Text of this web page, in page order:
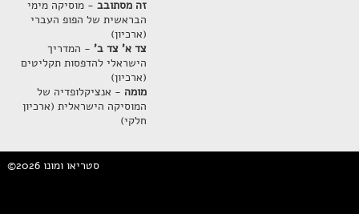
זה מסתובב- מוסיקה מימי
הבראשית של הפופ העברי
(ארכיון)
צד א' צד ב'- המדריך
הישראלי להדפסות תקליטים
(ארכיון)
מומה - אנציקלופדיה של
המוסיקה הישראלית (ארכיון
חלקי)
©2026 סטריאו ומונו